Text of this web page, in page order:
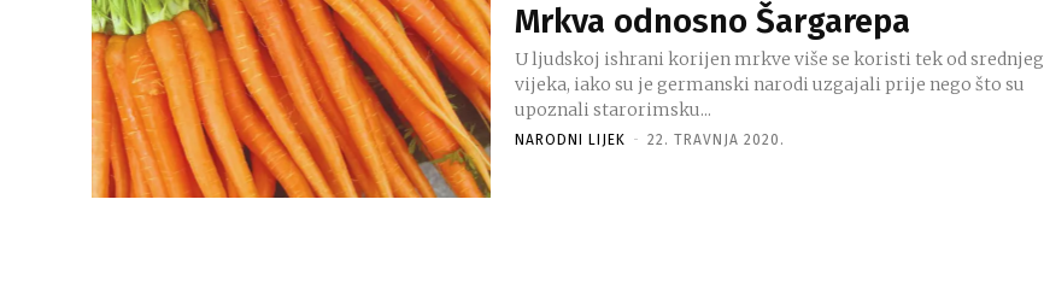
Mrkva odnosno Šargarepa
U ljudskoj ishrani korijen mrkve više se koristi tek od srednjeg
vijeka, iako su je germanski narodi uzgajali prije nego što su
upoznali starorimsku...
NARODNI LIJEK - 22. TRAVNJA 2020.